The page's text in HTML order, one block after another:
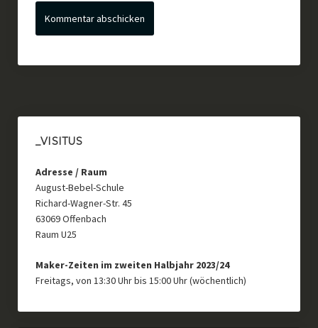
_VISITUS
Adresse / Raum
August-Bebel-Schule
Richard-Wagner-Str. 45
63069 Offenbach
Raum U25
Maker-Zeiten im zweiten Halbjahr 2023/24
Freitags, von 13:30 Uhr bis 15:00 Uhr (wöchentlich)